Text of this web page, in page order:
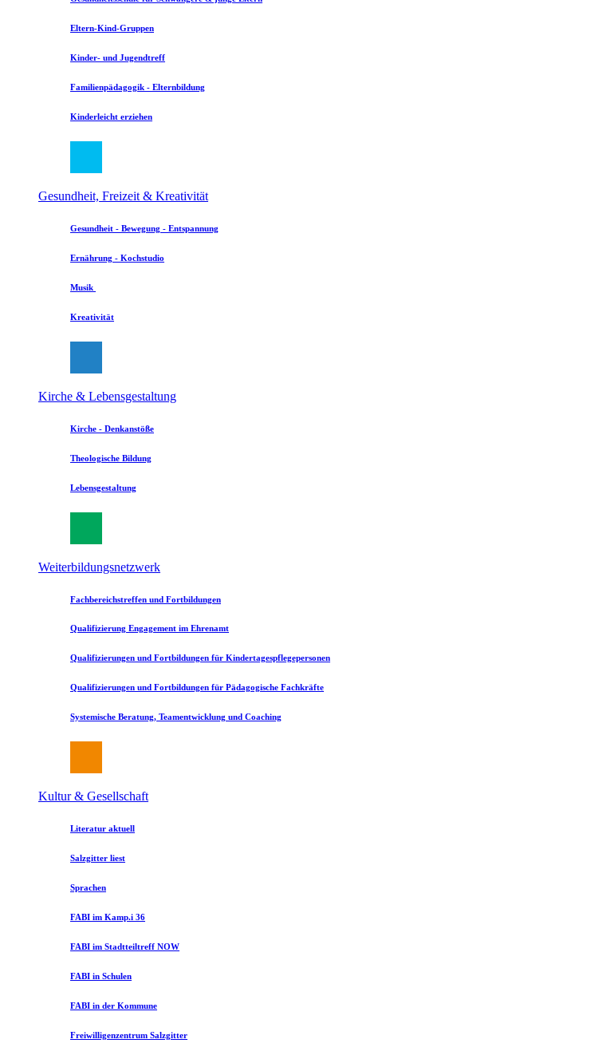
Eltern-Kind-Gruppen
Kinder- und Jugendtreff
Familienpädagogik - Elternbildung
Kinderleicht erziehen
Gesundheit, Freizeit & Kreativität
Gesundheit - Bewegung - Entspannung
Ernährung - Kochstudio
Musik
Kreativität
Kirche & Lebensgestaltung
Kirche - Denkanstöße
Theologische Bildung
Lebensgestaltung
Weiterbildungsnetzwerk
Fachbereichstreffen und Fortbildungen
Qualifizierung Engagement im Ehrenamt
Qualifizierungen und Fortbildungen für Kindertagespflegepersonen
Qualifizierungen und Fortbildungen für Pädagogische Fachkräfte
Systemische Beratung, Teamentwicklung und Coaching
Kultur & Gesellschaft
Literatur aktuell
Salzgitter liest
Sprachen
FABI im Kamp.i 36
FABI im Stadtteiltreff NOW
FABI in Schulen
FABI in der Kommune
Freiwilligenzentrum Salzgitter